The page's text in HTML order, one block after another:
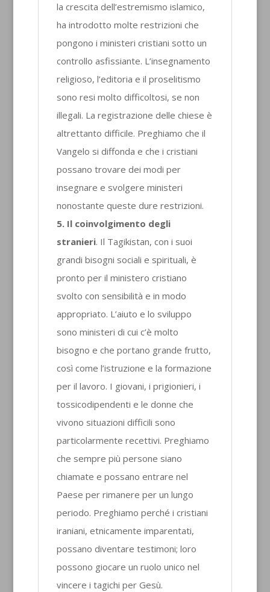
la crescita dell’estremismo islamico,
ha introdotto molte restrizioni che
pongono i ministeri cristiani sotto un
controllo asfissiante. L’insegnamento
religioso, l’editoria e il proselitismo
sono resi molto difficoltosi, se non
illegali. La registrazione delle chiese è
altrettanto difficile. Preghiamo che il
Vangelo si diffonda e che i cristiani
possano trovare dei modi per
insegnare e svolgere ministeri
nonostante queste dure restrizioni.
5. Il coinvolgimento degli
stranieri. Il Tagikistan, con i suoi
grandi bisogni sociali e spirituali, è
pronto per il ministero cristiano
svolto con sensibilità e in modo
appropriato. L’aiuto e lo sviluppo
sono ministeri di cui c’è molto
bisogno e che portano grande frutto,
così come l’istruzione e la formazione
per il lavoro. I giovani, i prigionieri, i
tossicodipendenti e le donne che
vivono situazioni difficili sono
particolarmente recettivi. Preghiamo
che sempre più persone siano
chiamate e possano entrare nel
Paese per rimanere per un lungo
periodo. Preghiamo perché i cristiani
iraniani, etnicamente imparentati,
possano diventare testimoni; loro
possono giocare un ruolo unico nel
vincere i tagichi per Gesù.